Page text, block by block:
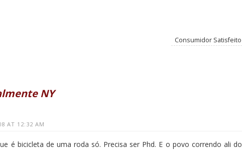
Consumidor Satisfeito
NY
AT 12:32 AM
é bicicleta de uma roda só. Precisa ser Phd. E o povo correndo ali do